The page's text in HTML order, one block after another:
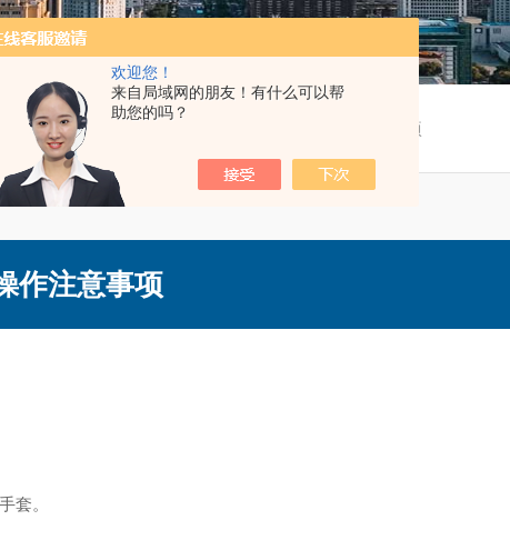
欢迎您！
来自局域网的朋友！有什么可以帮
助您的吗？
技术文章/ XG323便携式红外分光测油仪操作注意事项
作注意事项
套。